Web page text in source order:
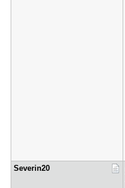
Severin20